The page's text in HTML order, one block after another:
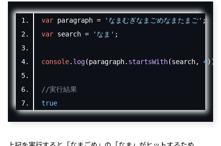
var paragraph = 'なまむぎなまごめなまたまご' ;
var search = 'なま' ;
console. log(paragraph. startsWith(search, 4));
//実行結果
true